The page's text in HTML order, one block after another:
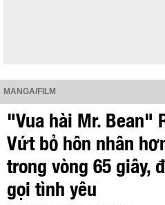
MANGA/FILM
"Vua hài Mr. Bean"
Vứt bỏ hôn nhân
trong vòng 65 giây,
gọi tình yêu